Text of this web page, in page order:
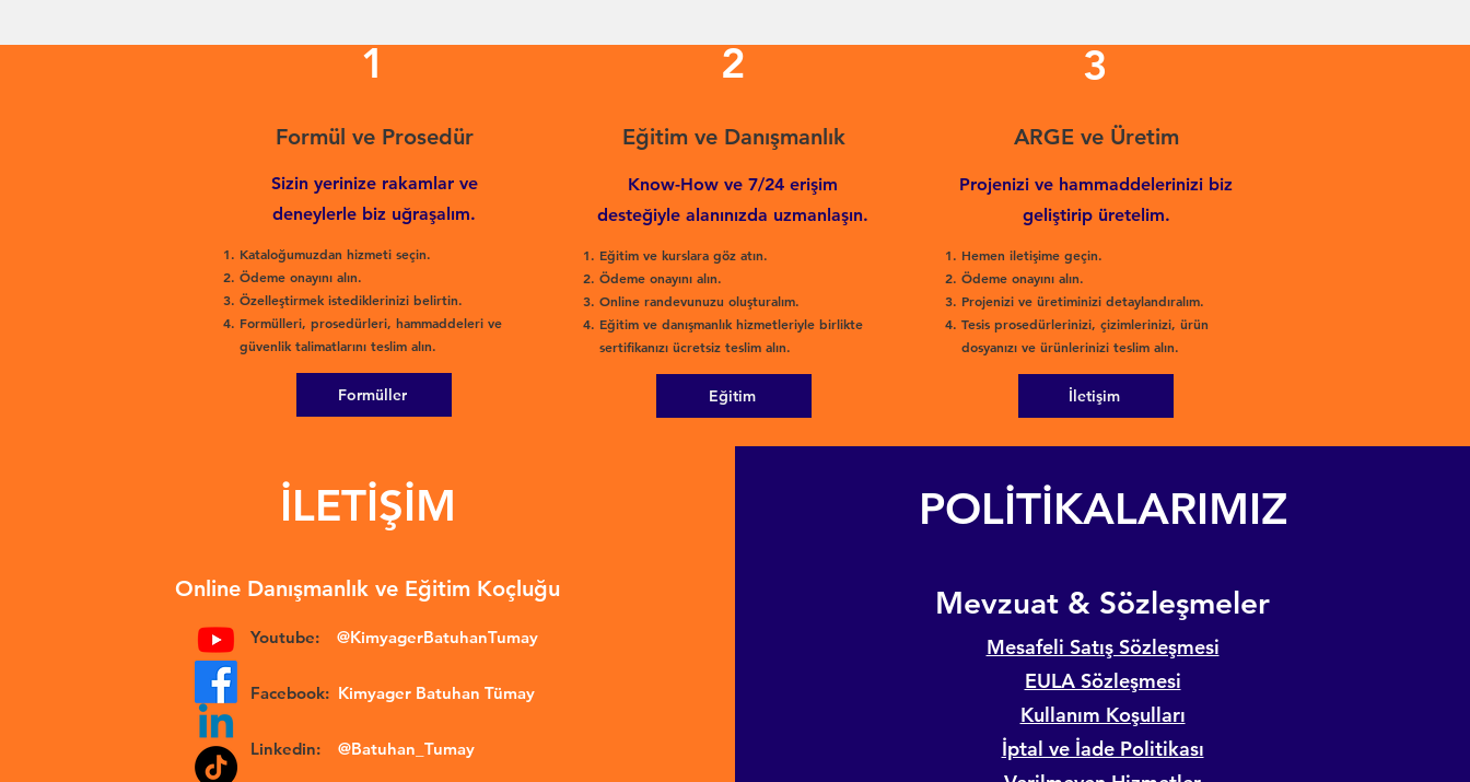
1
Formül ve Prosedür
Sizin yerinize rakamlar ve
deneylerle biz uğraşalım.
Kataloğumuzdan hizmeti seçin.
Ödeme onayını alın.
Özelleştirmek istediklerinizi belirtin.
Formülleri, prosedürleri, hammaddeleri ve
güvenlik talimatlarını teslim alın.
Formüller
2
Eğitim ve Danışmanlık
Know-How ve 7/24 erişim
desteğiyle alanınızda uzmanlaşın.
Eğitim ve kurslara göz atın.
Ödeme onayını alın.
Online randevunuzu oluşturalım.
Eğitim ve danışmanlık hizmetleriyle birlikte
sertifikanızı ücretsiz teslim alın.
Eğitim
3
ARGE ve Üretim
Hemen iletişime geçin.
Ödeme onayını alın.
Projenizi ve üretiminizi detaylandıralım.
Tesis prosedürlerinizi, çizimlerinizi, ürün
dosyanızı ve ürünlerinizi teslim alın.
Projenizi ve hammaddelerinizi biz
geliştirip üretelim.
İletişim
İLETİŞİM
Online Danışmanlık ve Eğitim Koçluğu
Youtube: @KimyagerBatuhanTumay
Facebook: Kimyager Batuhan Tümay
Linkedin: @Batuhan_Tumay
POLİTİKALARIMIZ
​Mevzuat & Sözleşmeler
Mesafeli Satış Sözleşmesi
EULA Sözleşmesi
Kullanım Koşulları
İptal ve İade Politikası